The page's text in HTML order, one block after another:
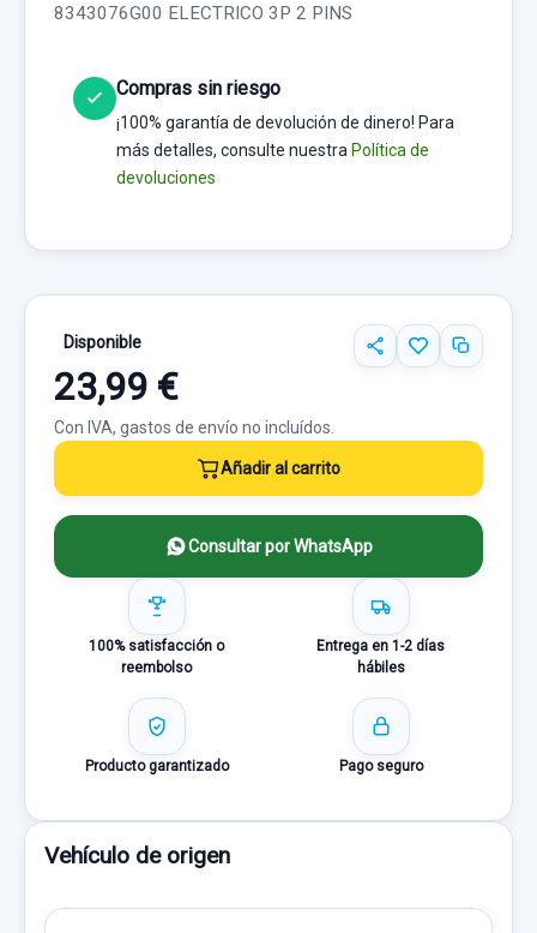
8343076G00 ELECTRICO 3P 2 PINS
Compras sin riesgo
¡100% garantía de devolución de dinero! Para
más detalles, consulte nuestra Política de
devoluciones
Disponible
23,99 €
Con IVA, gastos de envío no incluídos.
Añadir al carrito
Consultar por WhatsApp
100% satisfacción o
reembolso
Entrega en 1-2 días
hábiles
Producto garantizado Pago seguro
Vehículo de origen